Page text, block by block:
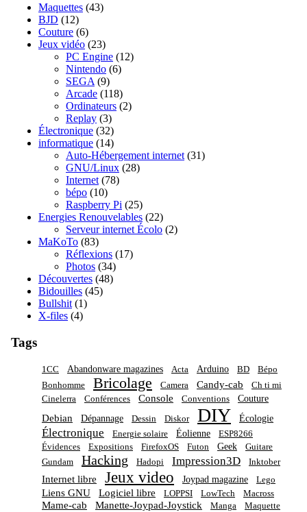
Maquettes (43)
BJD (12)
Couture (6)
Jeux vidéo (23)
PC Engine (12)
Nintendo (6)
SEGA (9)
Arcade (118)
Ordinateurs (2)
Replay (3)
Électronique (32)
informatique (14)
Auto-Hébergement internet (31)
GNU/Linux (28)
Internet (78)
bépo (10)
Raspberry Pi (25)
Energies Renouvelables (22)
Serveur internet Écolo (2)
MaKoTo (83)
Réflexions (17)
Photos (34)
Découvertes (48)
Bidouilles (45)
Bullshit (1)
X-files (4)
Tags
1CC Abandonware magazines Acta Arduino BD
Bépo
Bonhomme
Bricolage Camera Candy-cab
Ch ti mi
Cinelerra
Conférences Console Conventions Couture
Debian Dépannage Dessin Diskor DIY Écologie
Électronique Energie solaire Éolienne
ESP8266
Évidences
Expositions FirefoxOS Futon Geek
Guitare
Gundam
Hacking Hadopi Impression3D Inktober
Internet libre Jeux video Joypad magazine Lego
Liens GNU Logiciel libre LOPPSI LowTech Macross
Mame-cab Manette-Joypad-Joystick Manga Maquette